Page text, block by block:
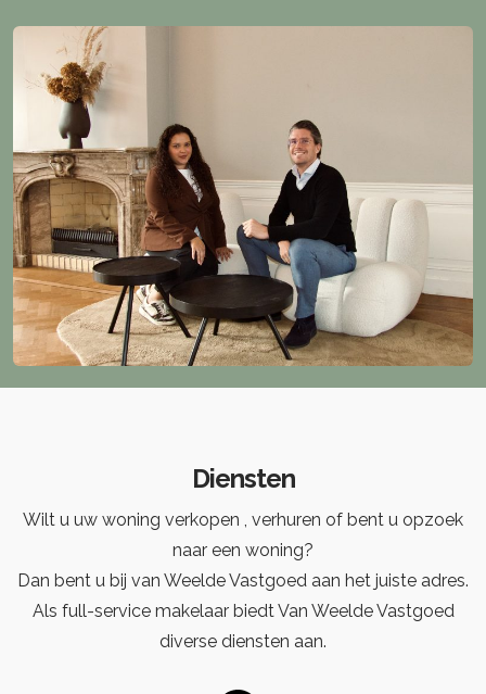
Diensten
Wilt u uw woning verkopen , verhuren of bent u opzoek
naar een woning?
Dan bent u bij van Weelde Vastgoed aan het juiste adres.
Als full-service makelaar biedt Van Weelde Vastgoed
diverse diensten aan.